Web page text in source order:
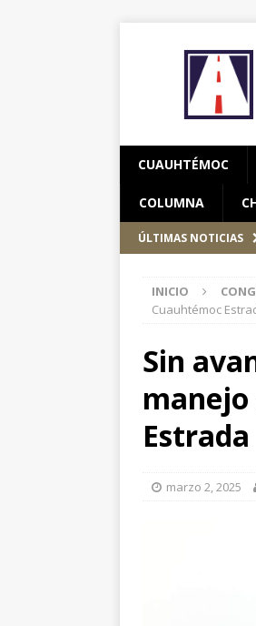
CUAUHTÉMOC
COLUMNA
ÚLTIMAS NOTICIAS
INICIO
Cuauhtémoc
Sin
manejo
Estrada
marzo 2, 2025